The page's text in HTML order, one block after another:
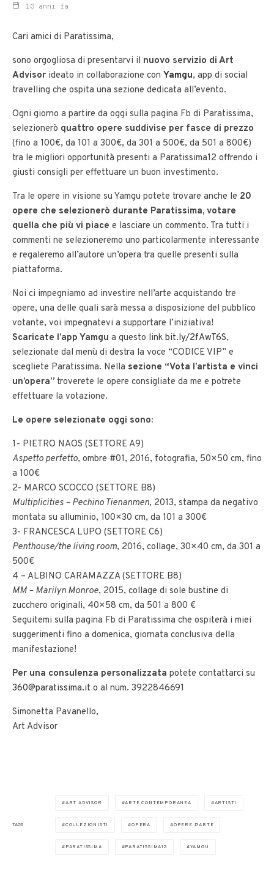
10 anni fa
Cari amici di Paratissima,
sono orgogliosa di presentarvi il nuovo servizio di Art
Advisor ideato in collaborazione con Yamgu, app di social
travelling che ospita una sezione dedicata all’evento.
Ogni giorno a partire da oggi sulla pagina Fb di Paratissima,
selezionerò quattro opere suddivise per fasce di prezzo
(fino a 100€, da 101 a 300€, da 301 a 500€, da 501 a 800€)
tra le migliori opportunità presenti a Paratissima12 offrendo i
giusti consigli per effettuare un buon investimento.
Tra le opere in visione su Yamgu potete trovare anche le 20
opere che selezionerò durante Paratissima, votare
quella che più vi piace e lasciare un commento. Tra tutti i
commenti ne selezioneremo uno particolarmente interessante
e regaleremo all’autore un’opera tra quelle presenti sulla
piattaforma.
Noi ci impegniamo ad investire nell’arte acquistando tre
opere, una delle quali sarà messa a disposizione del pubblico
votante, voi impegnatevi a supportare l’iniziativa!
Scaricate l’app Yamgu a questo link bit.ly/2fAwT6S,
selezionate dal menù di destra la voce “CODICE VIP” e
scegliete Paratissima. Nella sezione “Vota l’artista e vinci
un’opera” troverete le opere consigliate da me e potrete
effettuare la votazione.
Le opere selezionate oggi sono:
1- PIETRO NAOS (SETTORE A9)
Aspetto perfetto, ombre #01, 2016, fotografia, 50×50 cm, fino
a 100€
2- MARCO SCOCCO (SETTORE B8)
Multiplicities – Pechino Tienanmen, 2013, stampa da negativo
montata su alluminio, 100×30 cm, da 101 a 300€
3- FRANCESCA LUPO (SETTORE C6)
Penthouse/the living room, 2016, collage, 30×40 cm, da 301 a
500€
4 – ALBINO CARAMAZZA (SETTORE B8)
MM – Marilyn Monroe, 2015, collage di sole bustine di
zucchero originali, 40×58 cm, da 501 a 800 €
Seguitemi sulla pagina Fb di Paratissima che ospiterà i miei
suggerimenti fino a domenica, giornata conclusiva della
manifestazione!
Per una consulenza personalizzata potete contattarci su
360@paratissima.it o al num. 3922846691
Simonetta Pavanello,
Art Advisor
TAGS
ART ADVISOR ARTE CONTEMPORANEA ARTISTI
COLLEZIONISTI OPERA OPERE D'ARTE
PARATISSIMA PARATISSIMA12 YAMGU